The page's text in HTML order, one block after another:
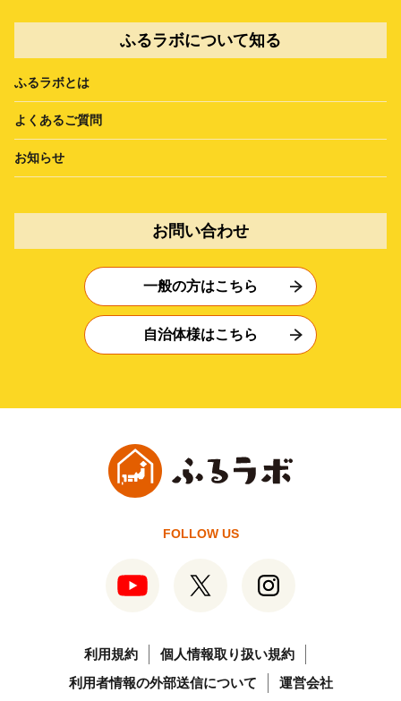
ふるラボについて知る
ふるラボとは
よくあるご質問
お知らせ
お問い合わせ
一般の方はこちら
自治体様はこちら
FOLLOW US
利用規約
個人情報取り扱い規約
利用者情報の外部送信について
運営会社